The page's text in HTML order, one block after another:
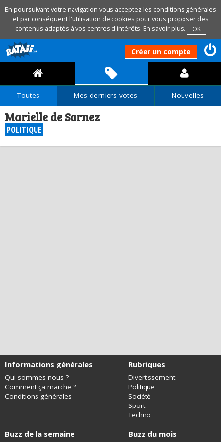
En poursuivant votre navigation vous acceptez les conditions générales
et par conséquent l'utilisation de cookies pour vous proposer des
contenus adaptés à vos centres d'intérêts. En savoir plus. OK
Créer un compte
Toutes Mes derniers votes Nouvelles
Marielle de Sarnez
POLITIQUE
Informations générales
Qui sommes-nous ?
Comment ça marche ?
Conditions générales
Rubriques
Divertissement
Politique
Société
Sport
Techno
Buzz de la semaine Buzz du mois